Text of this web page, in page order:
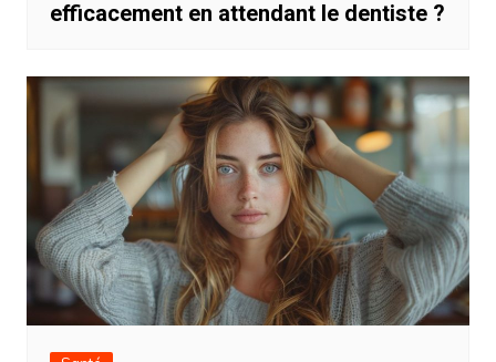
efficacement en attendant le dentiste ?